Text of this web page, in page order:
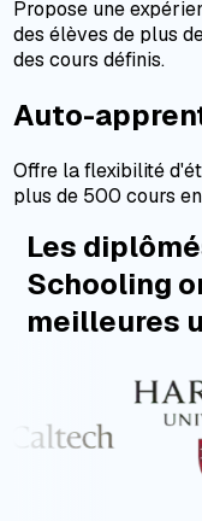
Propose une
des élèves de plus
des cours définis.
Auto-
Offre la flexibilité
plus de 500 cours
Les
Schooling
meilleures